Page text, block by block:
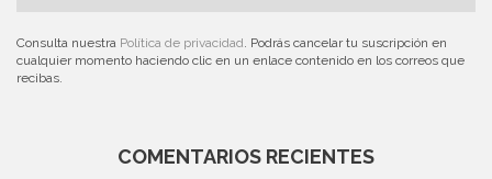
Consulta nuestra Política de privacidad. Podrás cancelar tu suscripción en
cualquier momento haciendo clic en un enlace contenido en los correos que
recibas.
COMENTARIOS RECIENTES